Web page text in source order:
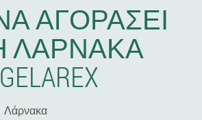
ΑΓΟΡΆΣΕΙ
ΛΆΡΝΑΚΑ
GELAREX
Λάρνακα